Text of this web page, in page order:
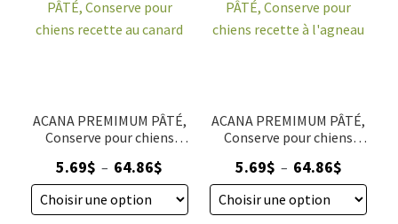
volaille
boeuf
ACANA PREMIMUM PÂTÉ,
Conserve pour chiens
5.69$ – 64.86$
de
prix :
ACANA PREMIMUM PÂTÉ,
Conserve pour chiens
5.69$ – 64.86$Plage
de
prix :